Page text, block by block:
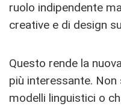
ruolo indipendente
creative e di design
Questo rende la
più interessante.
modelli linguistici o